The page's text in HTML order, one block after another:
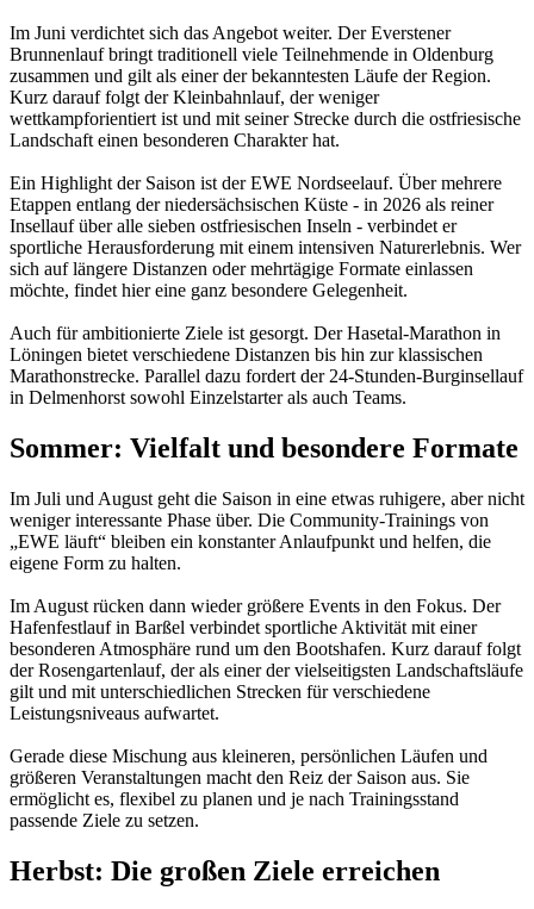
Im Juni verdichtet sich das Angebot weiter. Der Everstener
Brunnenlauf bringt traditionell viele Teilnehmende in Oldenburg
zusammen und gilt als einer der bekanntesten Läufe der Region.
Kurz darauf folgt der Kleinbahnlauf, der weniger
wettkampforientiert ist und mit seiner Strecke durch die ostfriesische
Landschaft einen besonderen Charakter hat.
Ein Highlight der Saison ist der EWE Nordseelauf. Über mehrere
Etappen entlang der niedersächsischen Küste - in 2026 als reiner
Insellauf über alle sieben ostfriesischen Inseln - verbindet er
sportliche Herausforderung mit einem intensiven Naturerlebnis. Wer
sich auf längere Distanzen oder mehrtägige Formate einlassen
möchte, findet hier eine ganz besondere Gelegenheit.
Auch für ambitionierte Ziele ist gesorgt. Der Hasetal-Marathon in
Löningen bietet verschiedene Distanzen bis hin zur klassischen
Marathonstrecke. Parallel dazu fordert der 24-Stunden-Burginsellauf
in Delmenhorst sowohl Einzelstarter als auch Teams.
Sommer: Vielfalt und besondere Formate
Im Juli und August geht die Saison in eine etwas ruhigere, aber nicht
weniger interessante Phase über. Die Community-Trainings von
„EWE läuft“ bleiben ein konstanter Anlaufpunkt und helfen, die
eigene Form zu halten.
Im August rücken dann wieder größere Events in den Fokus. Der
Hafenfestlauf in Barßel verbindet sportliche Aktivität mit einer
besonderen Atmosphäre rund um den Bootshafen. Kurz darauf folgt
der Rosengartenlauf, der als einer der vielseitigsten Landschaftsläufe
gilt und mit unterschiedlichen Strecken für verschiedene
Leistungsniveaus aufwartet.
Gerade diese Mischung aus kleineren, persönlichen Läufen und
größeren Veranstaltungen macht den Reiz der Saison aus. Sie
ermöglicht es, flexibel zu planen und je nach Trainingsstand
passende Ziele zu setzen.
Herbst: Die großen Ziele erreichen